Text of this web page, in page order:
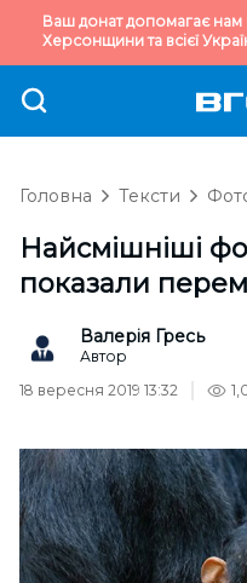
Ваш донат допомагає
Херсонщини та всієї
Головна Тексти
Найсмішніші
показали
Валерія Гресь
Автор
18 вересня 2019 13:32